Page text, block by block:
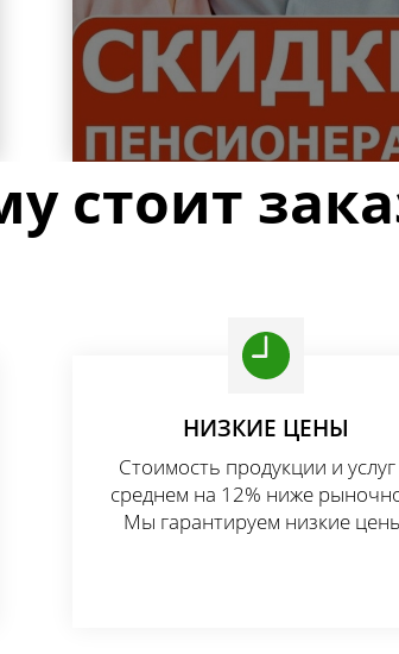
Заказать
стоит
НИЗКИЕ ЦЕНЫ
Стоимость продукции и
среднем на 12% ниже
Мы гарантируем низкие